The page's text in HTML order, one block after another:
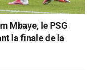
Mbaye, le PSG
la finale de la